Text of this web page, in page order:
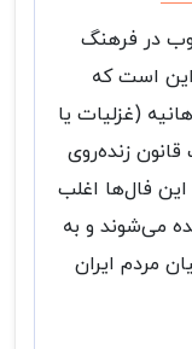
در فرهنگ
این است که
(غزلیات یا
زنده‌روی
این فال‌ها اغلب
می‌شوند و به
مردم ایران